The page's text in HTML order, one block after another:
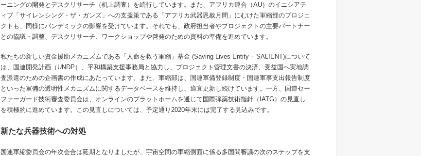
ーニングの開発とデスクリサーチ（机上調査）を続行しています。また、アフリカ連合（AU）のイニシアテ
ィブ「サイレンシング・ザ・ガンズ」への支援策である「アフリカ武器恩赦月間」にむけた軍縮部のプロジェ
クトも、同様にパンデミックの影響を受けています。それでも、政府担当者やプロジェクトの主要パートナー
との協議・調整、デスクリサーチ、ワークショップや啓発のための資料の準備を進めています。
私たちの新しい資金援助メカニズムである「人命を救う軍縮」基金 (Saving Lives Entity – SALIENT)について
は、国連開発計画（ UNDP ）、平和構築支援事務局と協力し、プロジェクト管理文書の決済、受益国へ実地調
査派遣のための企画書の作成にあたっています。また、軍縮部は、国連軍備登録制度・国連軍事支出報告制度
といった軍備の透明性メカニズムに関するデータベースを維持し、適宜更新し続けています。一方、国連セー
ファーガード技術審査委員会は、オンラインのプラットホームを通じて国際弾薬技術指針（ IATG）の見直し
を積極的に進めています。この見直しについては、予定通り 2020年末には完了する見込みです。
新たな兵器技術への対処
国連軍縮委員会の年次会合は延期となりましたが、宇宙空間の軍縮側面に係る多国間審議の次のステップを支